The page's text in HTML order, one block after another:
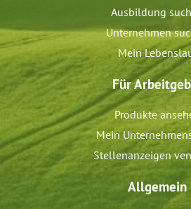
Ausbildung
Unternehmen
Mein
Für
Produkte
Mein
Stellenanzeigen
Allgemein